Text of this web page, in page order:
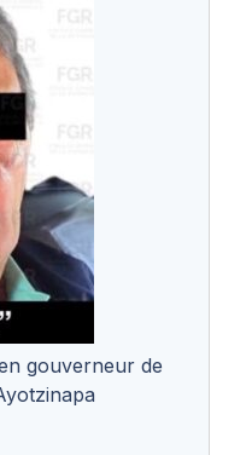
gouverneur de